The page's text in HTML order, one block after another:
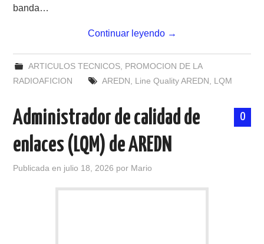
banda…
Continuar leyendo →
ARTICULOS TECNICOS, PROMOCION DE LA
RADIOAFICION
AREDN, Line Quality AREDN, LQM
0
Administrador de calidad de
enlaces (LQM) de AREDN
Publicada en julio 18, 2026 por Mario